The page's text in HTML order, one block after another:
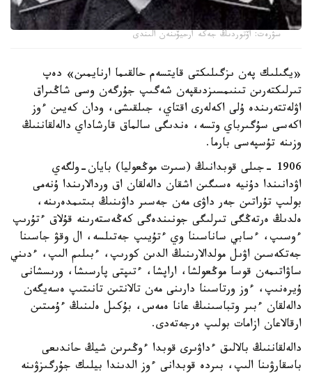
سۋرەت: اۆتوردىڭ جەكە ارحيۆىنەن الىندى
«يگىلىك پەن ىزگىلىكتى قايتسەم حالقىما ارنايمىن» دەپ
تىرلىكتەرىن تىنىمسىزدىقپەن شەگىپ جۇرگەن وسى شاڭىراق
اۋلەتتەرىندە ۇلى اكەلەرى اقتاي، جىلقىشى، ودان كەيىن ءوز
اكەسى سۇگىرباي وتسە، ەندىگى سالماق قارشاداي دالەلقاننىڭ
وزىنە تۇسپەسى بارما.
1906 -جىلى قوبدانىڭ (سىرت موڭعوليا) بايان-ولگەي
اۋدانىندا دۇنيە ەسىگىن اشقان دالەلقان اق وردالارىندا ۇنەمى
بولىپ تۇراتىن جەر داۋى مەن جەسىر داۋىنىڭ بىتىمدەرىنە،
ەلدىڭ ەرتەڭگى تىرلىگى جونىندەگى كەڭەستەرىنە قۇلاق ءتۇرىپ
ءوسىپ، ءسابي ساناسىنا وي ءتۇيىپ جەتىلسە، ال وقۋ جاسىنا
جەتكەسىن اۋىل مولدالارىنىڭ الدىن كورىپ، ءبىلىم الىپ، ءدىني
ساۋاتىمەن قوسا موڭعولشا، اراپشا، ءتىپتى پارسىشا، ورىسشانى
ۇيرەنىپ، ءوز ورتاسىنا دارىنى مەن تالانتىن تانىتىپ ەسەيگەن
دالەلقان ءبىر وتباسىنىڭ عانا ەمەس، بۇكىل ەلىنىڭ ءۇمىتىن
ارقالاعان ازامات بولىپ ەرجەتەدى.
دالەلقاننىڭ بالالىق ءداۋىرى قوبدا ءوڭىرىن شيڭ حاندىعى
باسقارۋىنا الىپ، بىردە قوبدانى ءوز الدىندا بيلىك جۇرگىزۋىنە